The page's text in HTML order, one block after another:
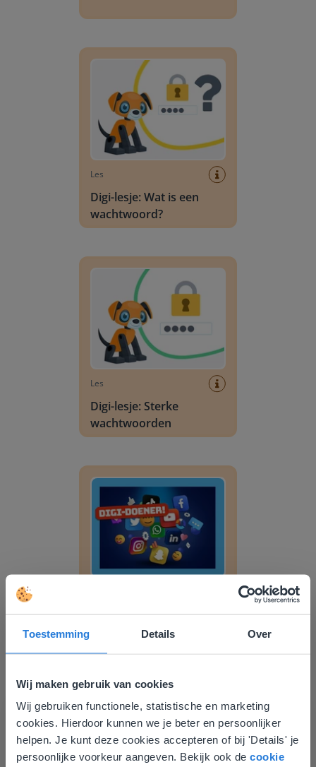
Toestemming Details Over
Wij maken gebruik van cookies
Wij gebruiken functionele, statistische en marketing
cookies. Hierdoor kunnen we je beter en persoonlijker
helpen. Je kunt deze cookies accepteren of bij 'Details' je
persoonlijke voorkeur aangeven. Bekijk ook de cookie
Les
Digi-lesje: Wat is een
wachtwoord?
Les
Digi-lesje: Sterke
wachtwoorden
Digi-doener: Speel de
socials uit!
Deze website komt niet
overeen met je locatie
Gezien je locatie, denken we dat je misschien